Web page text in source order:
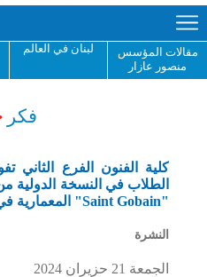
مقالات المؤسس
منصور عازار
لبنان في العالم
فكر
كلية الفنون الفرع الثاني
الطلاب في النسخة الدولية
"Saint Gobain" المعمارية في هلسنكي
النشرة
الجمعة 21 حزيران 2024